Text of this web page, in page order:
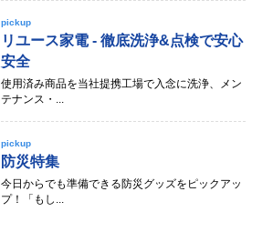
pickup
リユース家電 - 徹底洗浄&点検で安心
安全
使用済み商品を当社提携工場で入念に洗浄、メン
テナンス・...
pickup
防災特集
今日からでも準備できる防災グッズをピックアッ
プ！「もし...